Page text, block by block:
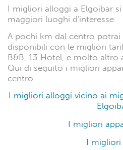
I migliori alloggi a Elgoibar
maggiori luoghi d'interesse.
A pochi km dal centro
disponibili con le migliori
B&B, 13 Hotel, e molto altro
Qui di seguito i migliori
centro.
I migliori alloggi vicino ai
I migliori
I migliori